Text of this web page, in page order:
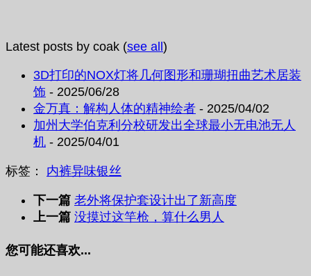
Latest posts by coak (see all )
3D打印的NOX灯将几何图形和珊瑚扭曲艺术居装
饰 - 2025/06/28
金万真：解构人体的精神绘者 - 2025/04/02
加州大学伯克利分校研发出全球最小无电池无人
机 - 2025/04/01
标签： 内裤异味银丝
下一篇 老外将保护套设计出了新高度
上一篇 没摸过这竿枪，算什么男人
您可能还喜欢...